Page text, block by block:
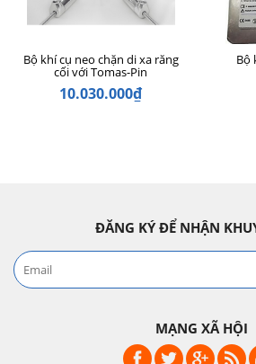
Bộ khí cụ neo chặn di xa răng
cối với Tomas-Pin
10.030.000₫
Bộ
ĐĂNG KÝ ĐỂ NHẬN
MẠNG XÃ HỘI